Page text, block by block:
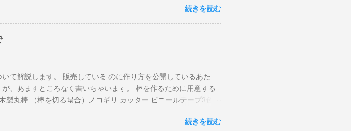
より小さな身体の動きで、より素早くスティックを操ることがで
動する ある程度以上回転がついたら、右手のスティックを止める
す。 このときすこしスティックを下に下げるようにすると、中
ペン持ちにするとやりやすいです。 動画では（元の側）→（反対
じめの練習は（反対側）→（元の側）のみにしたほうがやりやす
ィックリバース（裏）が基本になっています。 皿と棒を同時に投
か手でつかみ、棒を反転させてから落ちてきた皿を、キャッチし
ドスロー 右手で投げ入れる場合の投げ方です。 持ち方は、ウイ
にします。 肘を使って体の右側から正面に持ってきて、手首を鋭
左手で投げ入れる場合の投げ方。 サイドスローより易しいで
うにして、手首、肘を伸ばしてリリースします。 そのまま離すと
続きを読む
て解説します。 販売している のに作り方を公開しているあた
、あますところなく書いちゃいます。 棒を作るために用意する
製丸棒 （棒を切る場合）ノコギリ カッター ビニールテープ3色以
程度がお勧めです。 ②棒の両端を削ります。 カッター、ヤスリ
続きを読む